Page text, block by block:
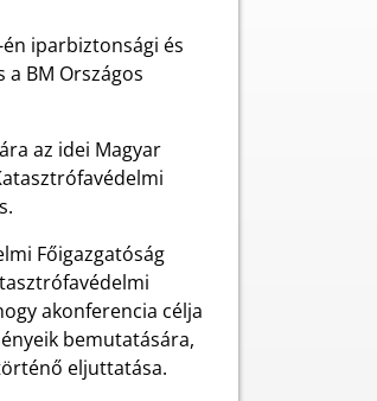
iparbiztonsági és
BM Országos
az idei Magyar
Főigazgatóság
akonferencia célja
bemutatására,
eljuttatása.